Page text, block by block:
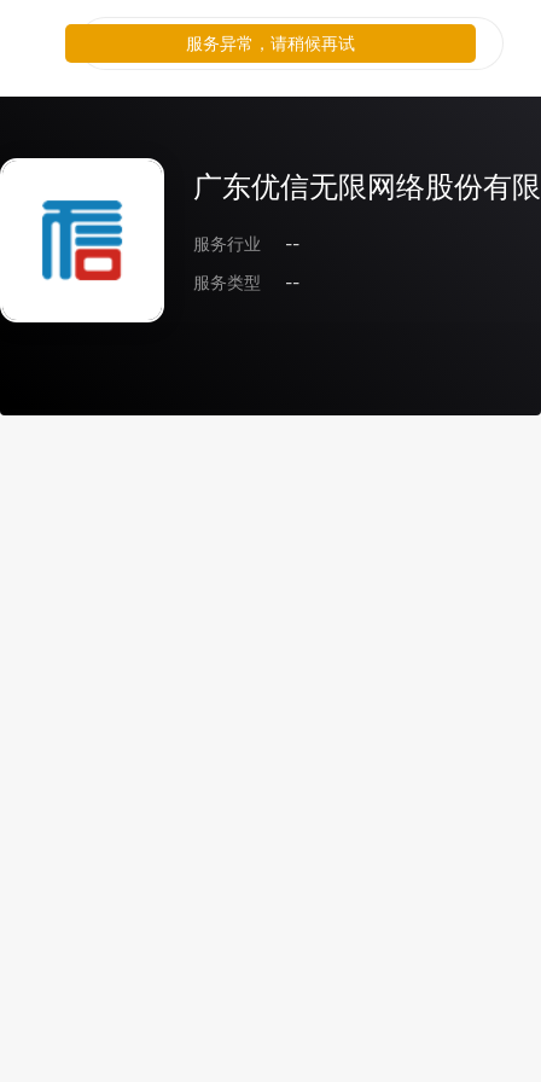
广东优信无限网络股份有
服务行业
--
服务类型
--
服务异常，请稍候再试